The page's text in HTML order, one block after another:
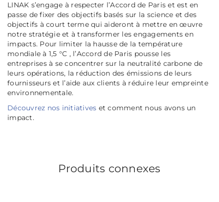
LINAK s’engage à respecter l’Accord de Paris et est en
passe de fixer des objectifs basés sur la science et des
objectifs à court terme qui aideront à mettre en œuvre
notre stratégie et à transformer les engagements en
impacts. Pour limiter la hausse de la température
mondiale à 1,5 °C , l’Accord de Paris pousse les
entreprises à se concentrer sur la neutralité carbone de
leurs opérations, la réduction des émissions de leurs
fournisseurs et l’aide aux clients à réduire leur empreinte
environnementale.
Découvrez nos initiatives et comment nous avons un
impact.
Produits connexes